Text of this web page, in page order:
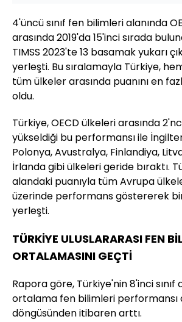
4'üncü sınıf fen bilimleri alanında
arasında 2019'da 15'inci sırada
TIMSS 2023'te 13 basamak yukarı
yerleşti. Bu sıralamayla Türkiye,
tüm ülkeler arasında puanını en
oldu.
Türkiye, OECD ülkeleri arasında
yükseldiği bu performansı ile
Polonya, Avustralya, Finlandiya,
İrlanda gibi ülkeleri geride bıraktı.
alandaki puanıyla tüm Avrupa
üzerinde performans göstererek
yerleşti.
TÜRKİYE ULUSLARARASI FEN
ORTALAMASINI GEÇTİ
Rapora göre, Türkiye'nin 8'inci sınıf
ortalama fen bilimleri performansı
döngüsünden itibaren arttı.